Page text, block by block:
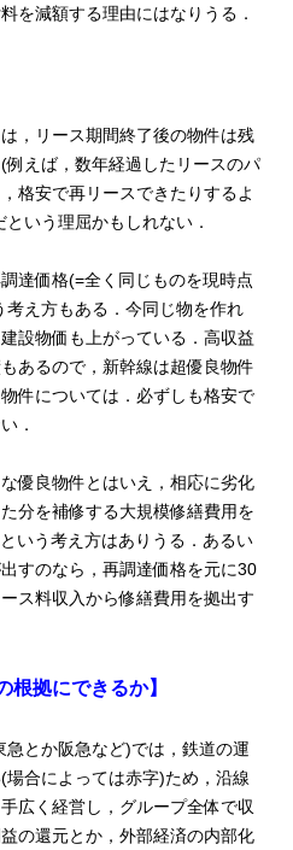
を減額する理由にはなりうる．
，リース期間終了後の物件は残
えば，数年経過したリースのパ
格安で再リースできたりするよ
いう理屈かもしれない．
達価格(=全く同じものを現時点
え方もある．今同じ物を作れ
設物価も上がっている．高収益
あるので，新幹線は超優良物件
件については．必ずしも格安で
．
優良物件とはいえ，相応に劣化
分を補修する大規模修繕費用を
いう考え方はありうる．あるい
すのなら，再調達価格を元に30
ス料収入から修繕費用を拠出す
根拠にできるか】
とか阪急など)では，鉄道の運
合によっては赤字)ため，沿線
広く経営し，グループ全体で収
の還元とか，外部経済の内部化